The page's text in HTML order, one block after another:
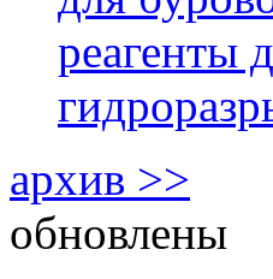
реагенты
архив >>
обновлены